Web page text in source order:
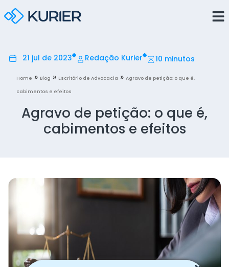
21 jul de 2023 Redação Kurier 10 minutos
Home » Blog » Escritório de Advocacia » Agravo de petição: o que é,
cabimentos e efeitos
Agravo de petição: o que é,
cabimentos e efeitos